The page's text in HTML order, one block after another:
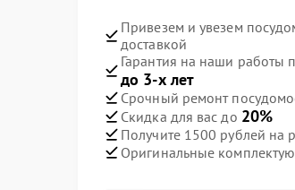
Привезем и увезем
доставкой
Гарантия на наши работы
до 3-х лет
Срочный ремонт
Скидка для вас до 20%
Получите 1500 рублей на
Оригинальные